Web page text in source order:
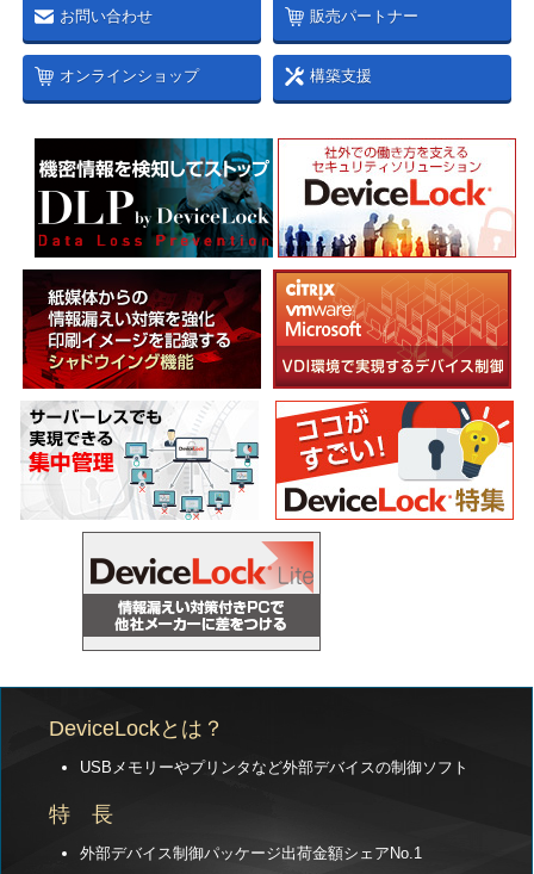
お問い合わせ 販売パートナー
オンラインショップ 構築支援
DeviceLockとは？
USBメモリーやプリンタなど外部デバイスの制御ソフト
特 長
外部デバイス制御パッケージ出荷金額シェアNo.1